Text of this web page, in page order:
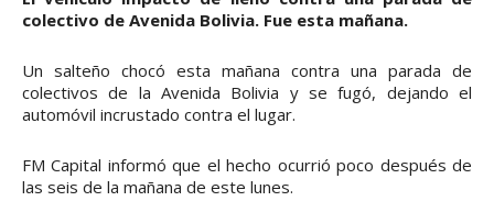
colectivo de Avenida Bolivia. Fue esta mañana.
Un salteño chocó esta mañana contra una parada de
colectivos de la Avenida Bolivia y se fugó, dejando el
automóvil incrustado contra el lugar.
FM Capital informó que el hecho ocurrió poco después de
las seis de la mañana de este lunes.